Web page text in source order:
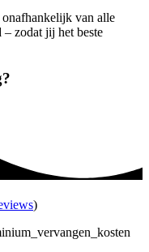
van alle
– zodat jij het beste
)